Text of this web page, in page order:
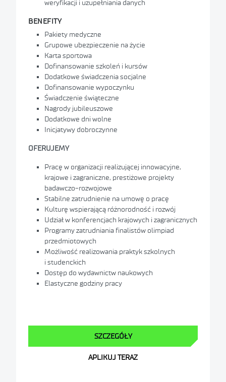
weryfikacji i uzupełniania danych
BENEFITY
Pakiety medyczne
Grupowe ubezpieczenie na życie
Karta sportowa
Dofinansowanie szkoleń i kursów
Dodatkowe świadczenia socjalne
Dofinansowanie wypoczynku
Świadczenie świąteczne
Nagrody jubileuszowe
Dodatkowe dni wolne
Inicjatywy dobroczynne
OFERUJEMY
Pracę w organizacji realizującej innowacyjne,
krajowe i zagraniczne, prestiżowe projekty
badawczo-rozwojowe
Stabilne zatrudnienie na umowę o pracę
Kulturę wspierającą różnorodność i rozwój
Udział w konferencjach krajowych i zagranicznych
Programy zatrudniania finalistów olimpiad
przedmiotowych
Możliwość realizowania praktyk szkolnych
i studenckich
Dostęp do wydawnictw naukowych
Elastyczne godziny pracy
SZCZEGÓŁY
APLIKUJ TERAZ